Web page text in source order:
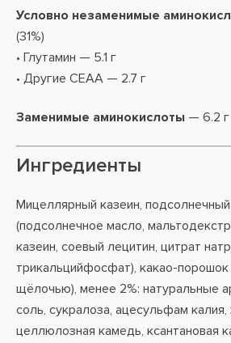
Условно незаменимые
(31%)
• Глутамин — 5.1 г
• Другие CEAA — 2.7 г
Заменимые аминокислоты — 6.2 г
Ингредиенты
Мицеллярный казеин,
(подсолнечное масло,
казеин, соевый лецитин, цитрат
трикальцийфосфат), какао-
щёлочью), менее 2%: натуральные
соль, сукралоза, ацесульфам калия,
целлюлозная камедь, ксантановая